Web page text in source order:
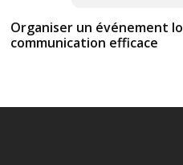
Organiser un événement
communication efficace